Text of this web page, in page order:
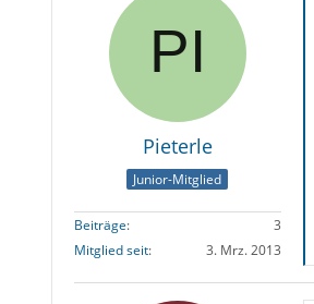
Pieterle
Junior-Mitglied
Beiträge
3
Mitglied seit
3. Mrz. 2013